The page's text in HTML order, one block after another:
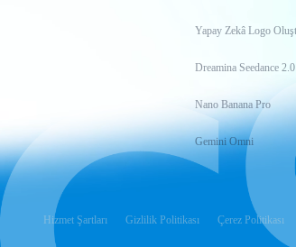
Dreamina Seedance 2.0
Nano Banana Pro
Gemini Omni
Hizmet Şartları Gizlilik Politikası Çerez Politikası